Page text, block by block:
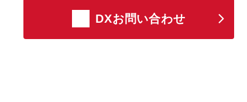
DXお問い合わせ